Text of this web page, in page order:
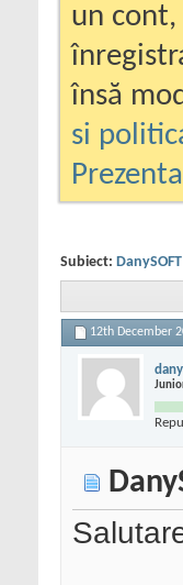
un
însă
si
Subiect: DanySOFT
12th December